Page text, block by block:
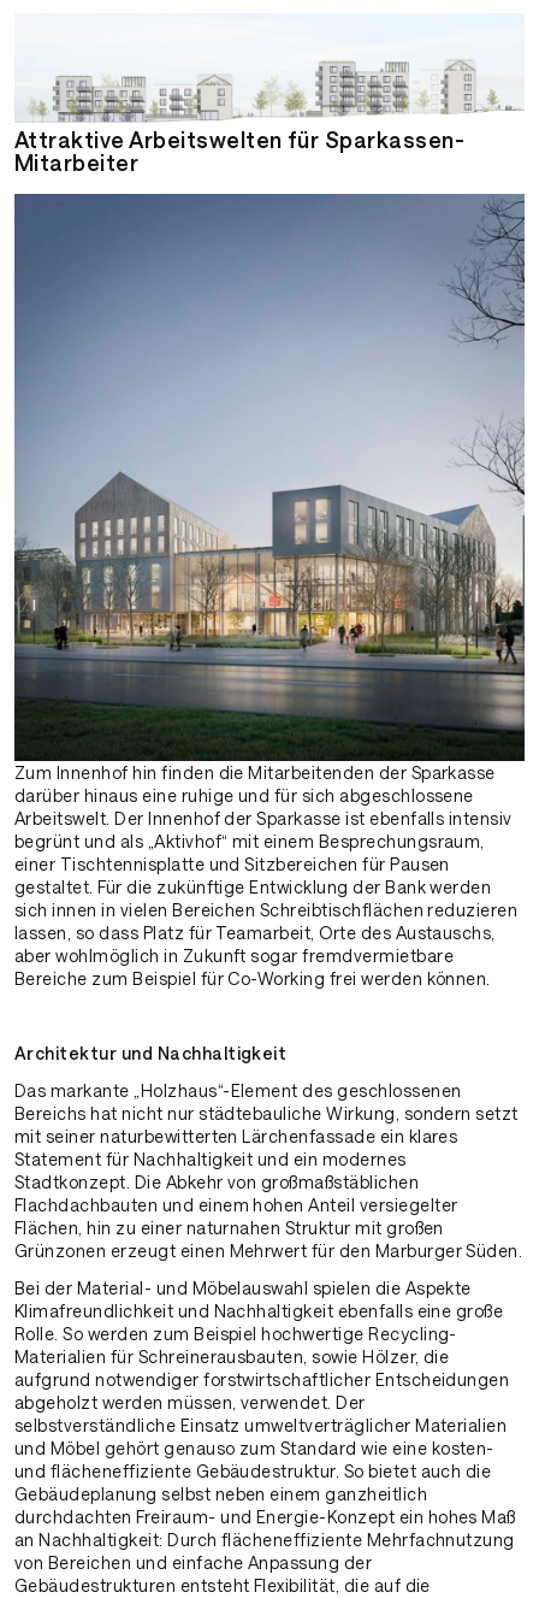
Attraktive Arbeitswelten für Sparkassen-
Mitarbeiter
Zum Innenhof hin finden die Mitarbeitenden der Sparkasse
darüber hinaus eine ruhige und für sich abgeschlossene
Arbeitswelt. Der Innenhof der Sparkasse ist ebenfalls intensiv
begrünt und als „Aktivhof“ mit einem Besprechungsraum,
einer Tischtennisplatte und Sitzbereichen für Pausen
gestaltet. Für die zukünftige Entwicklung der Bank werden
sich innen in vielen Bereichen Schreibtischflächen reduzieren
lassen, so dass Platz für Teamarbeit, Orte des Austauschs,
aber wohlmöglich in Zukunft sogar fremdvermietbare
Bereiche zum Beispiel für Co-Working frei werden können.
Architektur und Nachhaltigkeit
Das markante „Holzhaus“-Element des geschlossenen
Bereichs hat nicht nur städtebauliche Wirkung, sondern setzt
mit seiner naturbewitterten Lärchenfassade ein klares
Statement für Nachhaltigkeit und ein modernes
Stadtkonzept. Die Abkehr von großmaßstäblichen
Flachdachbauten und einem hohen Anteil versiegelter
Flächen, hin zu einer naturnahen Struktur mit großen
Grünzonen erzeugt einen Mehrwert für den Marburger Süden.
Bei der Material- und Möbelauswahl spielen die Aspekte
Klimafreundlichkeit und Nachhaltigkeit ebenfalls eine große
Rolle. So werden zum Beispiel hochwertige Recycling-
Materialien für Schreinerausbauten, sowie Hölzer, die
aufgrund notwendiger forstwirtschaftlicher Entscheidungen
abgeholzt werden müssen, verwendet. Der
selbstverständliche Einsatz umweltverträglicher Materialien
und Möbel gehört genauso zum Standard wie eine kosten-
und flächeneffiziente Gebäudestruktur. So bietet auch die
Gebäudeplanung selbst neben einem ganzheitlich
durchdachten Freiraum- und Energie-Konzept ein hohes Maß
an Nachhaltigkeit: Durch flächeneffiziente Mehrfachnutzung
von Bereichen und einfache Anpassung der
Gebäudestrukturen entsteht Flexibilität, die auf die